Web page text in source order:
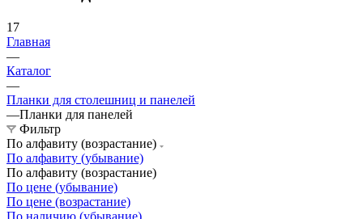
17
Главная
—
Каталог
—
Планки для столешниц и панелей
—Планки для панелей
Фильтр
По алфавиту (возрастание)
По алфавиту (убывание)
По алфавиту (возрастание)
По цене (убывание)
По цене (возрастание)
По наличию (убывание)